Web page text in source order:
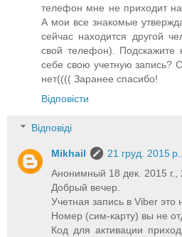
телефон мне не приходит
А мои все знакомые
сейчас находится другой
свой телефон). Подскажите
себе свою учетную запись?
нет(((( Заранее спасибо!
Відповісти
Відповіді
Mikhail
21 груд. 2015
Анонимный 18 дек. 2015 г.,
Добрый вечер.
Учетная запись в Viber
Номер (сим-карту) вы не
Код для активации